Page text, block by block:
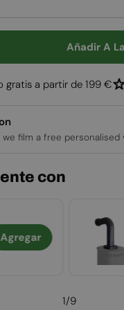
Lincoln - Estufa
Para Lincoln
Añadir A
gratis a partir de 199 €
film a free personalised
con
Agregar
1/9